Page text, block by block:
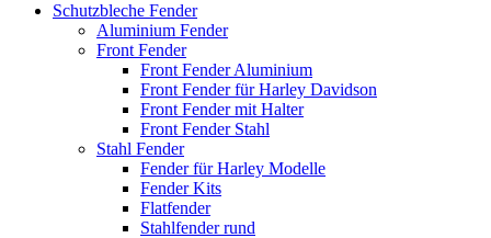
Schutzbleche Fender
Aluminium Fender
Front Fender
Front Fender Aluminium
Front Fender für Harley Davidson
Front Fender mit Halter
Front Fender Stahl
Stahl Fender
Fender für Harley Modelle
Fender Kits
Flatfender
Stahlfender rund